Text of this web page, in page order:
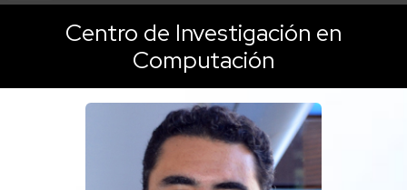
Centro de Investigación en
Computación